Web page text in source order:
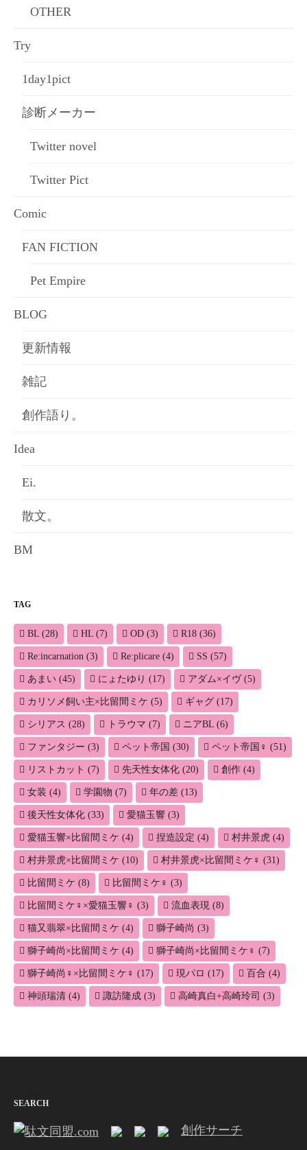
OTHER
Try
1day1pict
診断メーカー
Twitter novel
Twitter Pict
Comic
FAN FICTION
Pet Empire
BLOG
更新情報
雑記
創作語り。
Idea
Ei.
散文。
BM
TAG
BL (28) HL (7) OD (3) R18 (36)
Re:incarnation (3) Re:plicare (4) SS (57)
あまい (45) にょたゆり (17) アダム×イヴ(5)
カリソメ飼い主×比留間ミケ (5) ギャグ (17)
シリアス (28) トラウマ (7) ニアBL (6)
ファンタジー (3) ペット帝国 (30) ペット帝国♀ (51)
リストカット (7) 先天性女体化 (20) 創作 (4)
女装 (4) 学園物 (7) 年の差 (13)
後天性女体化 (33) 愛猫玉響 (3)
愛猫玉響×比留間ミケ (4) 捏造設定 (4) 村井景虎 (4)
村井景虎×比留間ミケ (10) 村井景虎×比留間ミケ♀ (31)
比留間ミケ (8) 比留間ミケ♀ (3)
比留間ミケ♀×愛猫玉響♀ (3) 流血表現 (8)
猫又翡翠×比留間ミケ (4) 獅子崎尚 (3)
獅子崎尚×比留間ミケ (4) 獅子崎尚×比留間ミケ♀ (7)
獅子崎尚♀×比留間ミケ♀ (17) 現パロ (17) 百合 (4)
神頭瑞清 (4) 諏訪隆成 (3) 高崎真白+高崎玲司 (3)
SEARCH
創作サーチ